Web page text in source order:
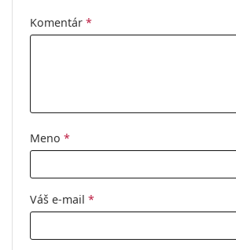
Komentár *
Meno *
Váš e-mail *